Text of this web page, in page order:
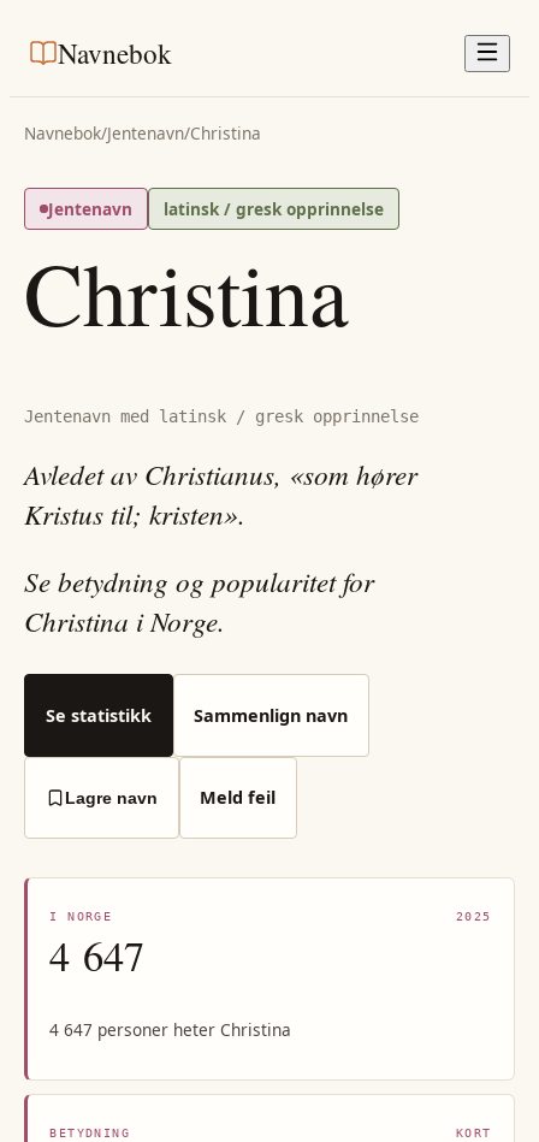
Navnebok
Navnebok/Jentenavn/Christina
Jentenavn latinsk / gresk opprinnelse
Christina
Jentenavn med latinsk / gresk opprinnelse
Avledet av Christianus, «som hører
Kristus til; kristen».
Se betydning og popularitet for
Christina i Norge.
Se statistikk Sammenlign navn
Lagre navn Meld feil
I NORGE 2025
4 647
4 647 personer heter Christina
BETYDNING KORT